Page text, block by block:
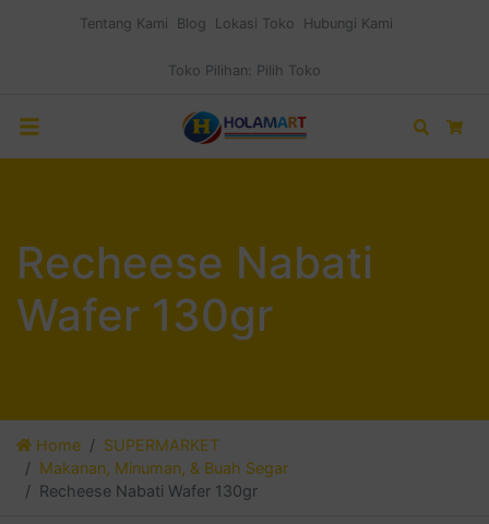
Tentang Kami Blog Lokasi Toko Hubungi Kami
Toko Pilihan: Pilih Toko
Search
Recheese Nabati
Wafer 130gr
Home
SUPERMARKET
Makanan, Minuman, & Buah Segar
Recheese Nabati Wafer 130gr